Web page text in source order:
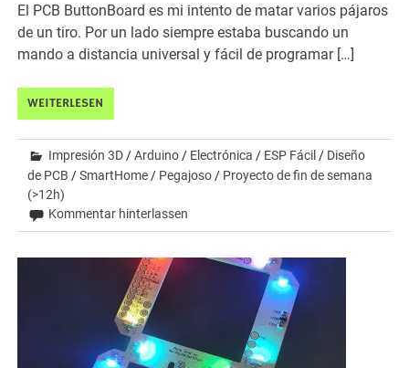
El PCB ButtonBoard es mi intento de matar varios pájaros
de un tiro. Por un lado siempre estaba buscando un
mando a distancia universal y fácil de programar […]
WEITERLESEN
Impresión 3D /Arduino / Electrónica / ESP Fácil / Diseño
de PCB /SmartHome / Pegajoso / Proyecto de fin de semana
(>12h)
Kommentar hinterlassen